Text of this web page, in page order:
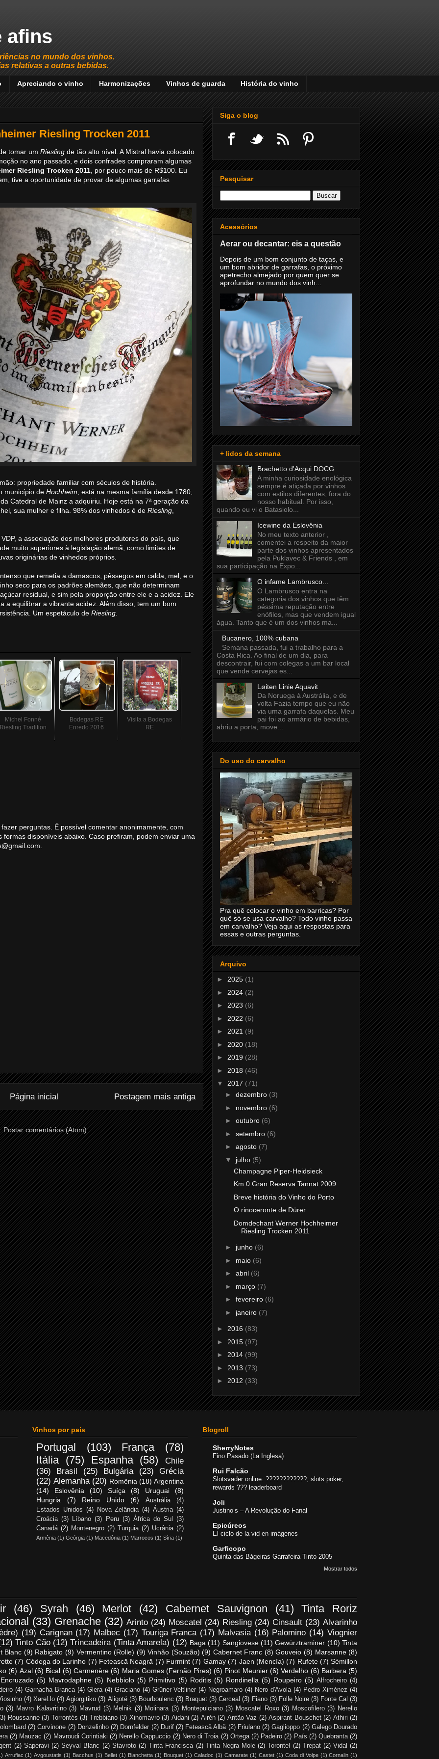
afins
no mundo dos vinhos.
relativas a outras bebidas.
Apreciando o vinho Harmonizações Vinhos de guarda História do vinho
Riesling Trocken 2011
tomar um Riesling de tão alto nível. A Mistral havia colocado
no ano passado, e dois confrades compraram algumas
Riesling Trocken 2011 , por pouco mais de R$100. Eu
tive a oportunidade de provar de algumas garrafas
propriedade familiar com séculos de história.
município de Hochheim , está na mesma família desde 1780,
Catedral de Mainz a adquiriu. Hoje está na 7ª geração da
sua mulher e filha. 98% dos vinhedos é de Riesling
a associação dos melhores produtores do país, que
muito superiores à legislação alemã, como limites de
originárias de vinhedos próprios.
que remetia a damascos, pêssegos em calda, mel, e o
seco para os padrões alemães, que não determinam
residual, e sim pela proporção entre ele e a acidez. Ele
a equilibrar a vibrante acidez. Além disso, tem um bom
Um espetáculo de Riesling
Michel Fonné
Riesling Tradition
Bodegas RE
Enredo 2016
Visita a Bodegas
RE
perguntas. É possível comentar anonimamente, com
disponíveis abaixo. Caso prefiram, podem enviar uma
Postagem mais antiga
Página inicial
Postar comentários (Atom)
Siga o blog
Pesquisar
Acessórios
Aerar ou decantar: eis a questão
Depois de um bom conjunto de taças, e
um bom abridor de garrafas, o próximo
apetrecho almejado por quem quer se
aprofundar no mundo dos vinh...
+ lidos da semana
Brachetto d'Acqui DOCG
A minha curiosidade enológica
sempre é atiçada por vinhos
com estilos diferentes, fora do
nosso habitual. Por isso,
quando eu vi o Batasiolo...
Icewine da Eslovênia
No meu texto anterior ,
comentei a respeito da maior
parte dos vinhos apresentados
pela Puklavec & Friends , em
sua participação na Expo...
O infame Lambrusco...
O Lambrusco entra na
categoria dos vinhos que têm
péssima reputação entre
enófilos, mas que vendem igual
água. Tanto que é um dos vinhos ma...
Bucanero, 100% cubana
Semana passada, fui a trabalho para a
Costa Rica. Ao final de um dia, para
descontrair, fui com colegas a um bar local
que vende cervejas es...
Løiten Linie Aquavit
Da Noruega à Austrália, e de
volta Fazia tempo que eu não
via uma garrafa daquelas. Meu
pai foi ao armário de bebidas,
abriu a porta, move...
Do uso do carvalho
Pra quê colocar o vinho em barricas? Por
quê só se usa carvalho? Todo vinho passa
em carvalho? Veja aqui as respostas para
essas e outras perguntas.
Arquivo
► 2025 (1)
► 2024 (2)
► 2023 (6)
► 2022 (6)
► 2021 (9)
► 2020 (18)
► 2019 (28)
► 2018 (46)
▼ 2017 (71)
► dezembro (3)
► novembro (6)
► outubro (6)
► setembro (6)
► agosto (7)
▼ julho (5)
Champagne Piper-Heidsieck
Km 0 Gran Reserva Tannat 2009
Breve história do Vinho do Porto
O rinoceronte de Dürer
Domdechant Werner Hochheimer
Riesling Trocken 2011
► junho (6)
► maio (6)
► abril (6)
► março (7)
► fevereiro (6)
► janeiro (7)
► 2016 (83)
► 2015 (97)
► 2014 (99)
► 2013 (73)
► 2012 (33)
Vinhos por país
Portugal (103) França
(78)
Itália (75) Espanha (58)
Chile
(36)
Brasil (25) Bulgária (23)
Grécia
(22) Alemanha (20) Romênia (18) Argentina
(14)
Eslovênia (10) Suíça (8) Uruguai
(8)
Hungria
(7) Reino Unido (6) Austrália
(4)
Estados Unidos (4) Nova Zelândia (4) Áustria (4)
Croácia (3) Líbano (3) Peru (3) África do Sul
(3)
Canadá (2) Montenegro (2) Turquia (2) Ucrânia (2)
Armênia (1) Geórgia (1) Macedônia (1) Marrocos (1) Síria (1)
Blogroll
SherryNotes
Fino Pasado (La Inglesa)
Rui Falcão
Slotsvader online: ????????????, slots poker,
rewards ??? leaderboard
Joli
Justino’s – A Revolução do Fanal
Epicúreos
El ciclo de la vid en imágenes
Garficopo
Quinta das Bágeiras Garrafeira Tinto 2005
Mostrar todos
(46) Syrah (46) Merlot (42) Cabernet Sauvignon (41)
Tinta Roriz
(33) Grenache (32) Arinto (24) Moscatel (24) Riesling (24) Cinsault (23) Alvarinho
(19) Carignan (17) Malbec (17) Touriga Franca (17) Malvasia (16) Palomino (14) Viognier
Tinto Cão (12) Trincadeira (Tinta Amarela) (12) Baga (11) Sangiovese (11) Gewürztraminer (10) Tinta
Blanc (9) Rabigato (9) Vermentino (Rolle) (9) Vinhão (Souzão) (9) Cabernet Franc (8) Gouveio (8) Marsanne (8)
(7) Códega do Larinho (7) Fetească Neagră (7) Furmint (7) Gamay (7) Jaen (Mencía) (7) Rufete (7) Sémillon
(6) Azal (6) Bical (6) Carmenère (6) Maria Gomes (Fernão Pires) (6) Pinot Meunier (6) Verdelho (6) Barbera (5)
Encruzado (5) Mavrodaphne (5) Nebbiolo (5) Primitivo (5) Roditis (5) Rondinella (5) Roupeiro (5) Alfrocheiro (4)
(4) Garnacha Branca (4) Glera (4) Graciano (4) Grüner Veltliner (4) Negroamaro (4) Nero d'Avola (4) Pedro Ximénez (4)
(4) Xarel.lo (4) Agiorgitiko (3) Aligoté (3) Bourboulenc (3) Braquet (3) Cerceal (3) Fiano (3) Folle Noire (3) Fonte Cal (3)
(3) Mavro Kalavritino (3) Mavrud (3) Melnik (3) Molinara (3) Montepulciano (3) Moscatel Roxo (3) Moscofilero (3) Nerello
Roussanne (3) Torrontés (3) Trebbiano (3) Xinomavro (3) Aidani (2) Airén (2) Antão Vaz (2) Aspirant Bouschet (2) Athiri (2)
(2) Corvinone (2) Donzelinho (2) Dornfelder (2) Durif (2) Fetească Albă (2) Friulano (2) Gaglioppo (2) Galego Dourado
(2) Mauzac (2) Mavroudi Corintiaki (2) Nerello Cappuccio (2) Nero di Troia (2) Ortega (2) Padeiro (2) País (2) Quebranta (2)
(2) Saperavi (2) Seyval Blanc (2) Stavroto (2) Tinta Francisca (2) Tinta Negra Mole (2) Torontel (2) Trepat (2) Vidal (2)
Arrufiac (1) Avgoustatis (1) Bacchus (1) Bellet (1) Bianchetta (1) Bouquet (1) Caladoc (1) Camarate (1) Castet (1) Coda di Volpe (1) Cornalin (1)